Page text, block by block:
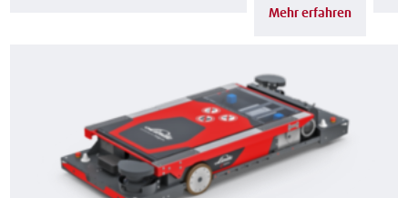
Mehr erfahren